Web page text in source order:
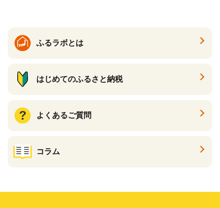
ふるラボとは
はじめてのふるさと納税
よくあるご質問
コラム